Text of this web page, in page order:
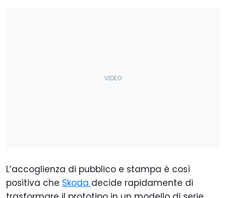
L’accoglienza di pubblico e stampa è così
positiva che Skoda decide rapidamente di